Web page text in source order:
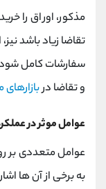
مذکور، اوراق را
تقاضا زیاد باشد
سفارشات کامل شود.
و تقاضا دربازارهای
عوامل موثر در
عوامل متعددی بر
به برخی از آن ها